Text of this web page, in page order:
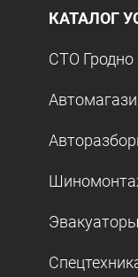
КАТАЛОГ
СТО Гродно
Эвакуаторы